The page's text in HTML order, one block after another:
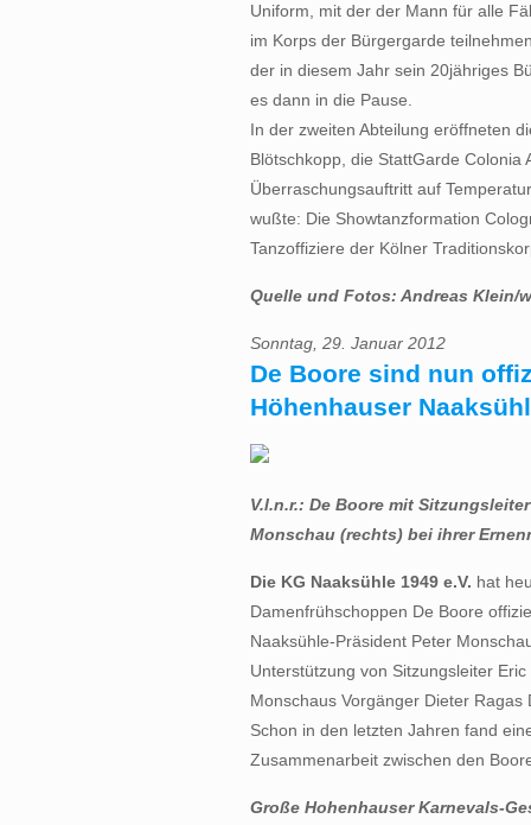
Uniform, mit der der Mann für alle
im Korps der Bürgergarde
der in diesem Jahr sein 20jähriges
es dann in die Pause.
In der zweiten Abteilung eröffneten
Blötschkopp, die StattGarde Colonia
Überraschungsauftritt auf
wußte: Die Showtanzformation
Tanzoffiziere der Kölner
Quelle und Fotos: Andreas Klein/
Sonntag, 29. Januar 2012
De Boore sind nun
Höhenhauser
V.l.n.r.: De Boore mit
Monschau (rechts) bei ihrer
Die KG Naaksühle 1949 e.V. hat
Damenfrühschoppen De Boore
Naaksühle-Präsident Peter
Unterstützung von Sitzungsleiter
Monschaus Vorgänger Dieter Ragas
Schon in den letzten Jahren fand
Zusammenarbeit zwischen den
Große Hohenhauser Karnevals-